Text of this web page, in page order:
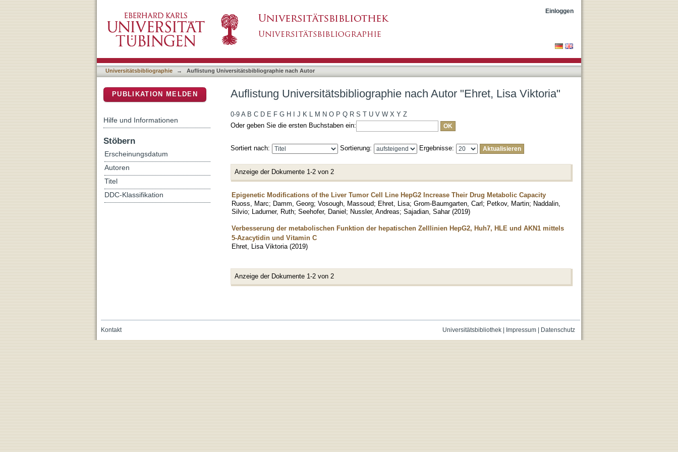
Einloggen
Universitätsbibliographie → Auflistung Universitätsbibliographie nach Autor
Auflistung Universitätsbibliographie nach Autor "Ehret, Lisa Viktoria"
0-9 A B C D E F G H J K L M N O P Q R S T U V W X Y Z
Oder geben Sie die ersten Buchstaben ein:
Sortiert nach: Sortierung: Ergebnisse:
Anzeige der Dokumente 1-2 von 2
Epigenetic Modifications of the Liver Tumor Cell Line HepG2 Increase Their Drug Metabolic Capacity
Ruoss, Marc; Damm, Georg; Vosough, Massoud; Ehret, Lisa; Grom-Baumgarten, Carl; Petkov, Martin; Naddalin,
Silvio; Ladurner, Ruth; Seehofer, Daniel; Nussler, Andreas; Sajadian, Sahar (2019)
Verbesserung der metabolischen Funktion der hepatischen Zelllinien HepG2, Huh7, HLE und AKN1 mittels
5-Azacytidin und Vitamin C
Ehret, Lisa Viktoria (2019)
Anzeige der Dokumente 1-2 von 2
PUBLIKATION MELDEN
Hilfe und Informationen
Stöbern
Erscheinungsdatum
Autoren
Titel
DDC-Klassifikation
Universitätsbibliothek| Impressum| Datenschutz
Kontakt